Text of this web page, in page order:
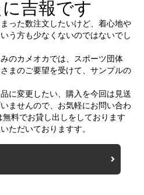
吉報です
った数注文したいけど、着心地や
う方も少なくないのではないでし
のカメオカでは、スポーツ団体
まのご要望を受けて、サンプルの
に変更したい、購入を今回は見送
ませんので、お気軽にお問い合わ
料でお貸し出しをしております
ただいておりますす。